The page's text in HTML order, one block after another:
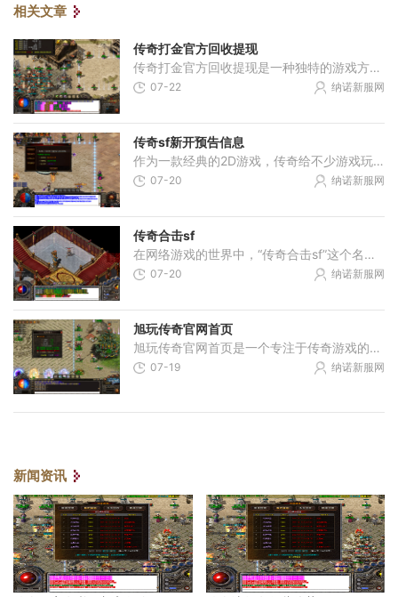
相关文章
传奇打金官方回收提现
传奇打金官方回收提现是一种独特的游戏方式，它不仅让玩家可以享受传奇的乐趣，还能通过游戏中的收集、回收和提现系统来获取真实货币。下面将详细介绍这一创新的游戏模式。传
07-22 纳诺新服网
传奇sf新开预告信息
作为一款经典的2D游戏，传奇给不少游戏玩家带来了很多美好的回忆。它以角色扮演为主题，通过万人在线的模式，让玩家们可以尽情展现自己的实力和智慧。今天，我将向大家介绍一下
07-20 纳诺新服网
传奇合击sf
在网络游戏的世界中，“传奇合击sf”这个名字对于众多玩家而言，绝对不会感到陌生。冰雪传奇是一款以经典传奇游戏为蓝本，融合了新元素和创新玩法的2D角色扮演游戏，它不仅延续
07-20 纳诺新服网
旭玩传奇官网首页
旭玩传奇官网首页是一个专注于传奇游戏的在线平台。作为传奇游戏的经典之作，《传奇》自问世以来便吸引了一大批忠实的玩家。旭玩传奇官网首页致力于为广大玩家提供优质、稳定
07-19 纳诺新服网
新闻资讯